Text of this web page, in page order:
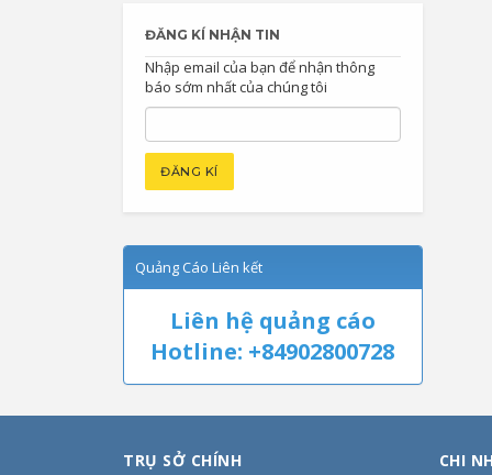
ĐĂNG KÍ NHẬN TIN
Nhập email của bạn để nhận thông
báo sớm nhất của chúng tôi
Quảng Cáo Liên kết
Liên hệ quảng cáo
Hotline: +84902800728
TRỤ SỞ CHÍNH CHI